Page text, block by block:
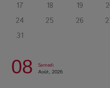
La Femme de Ménage :
psychologique qui a conquis le
des silences
17
18 19
24
25 26
31
08
Samedi
Août, 2026